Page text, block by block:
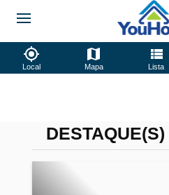
Local Mapa Lista